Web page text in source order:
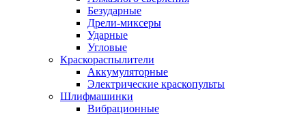
Безударные
Дрели-миксеры
Ударные
Угловые
Краскораспылители
Аккумуляторные
Электрические краскопульты
Шлифмашинки
Вибрационные